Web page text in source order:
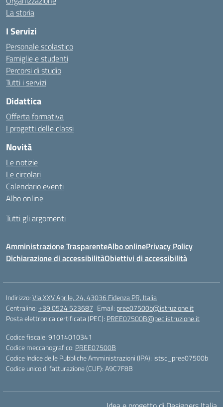
La storia
I Servizi
Personale scolastico
Famiglie e studenti
Percorsi di studio
Tutti i servizi
Didattica
Offerta formativa
I progetti delle classi
Novità
Le notizie
Le circolari
Calendario eventi
Albo online
Tutti gli argomenti
Amministrazione TrasparenteAlbo onlinePrivacy Policy
Dichiarazione di accessibilitàObiettivi di accessibilità
Indirizzo:Via XXV Aprile, 24, 43036 Fidenza PR, Italia
Centralino:+39 0524 523687 Email: pree07500b@istruzione.it
Posta elettronica certificata (PEC): PREE07500B@pec.istruzione.it
Codice fiscale: 91014010341
Codice meccanografico: PREE07500B
Codice Indice delle Pubbliche Amministrazioni (IPA): istsc_pree07500b
Codice unico di fatturazione (CUF): A9C7F8B